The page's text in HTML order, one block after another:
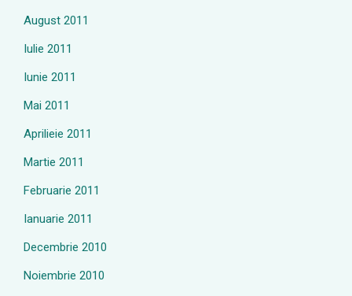
August 2011
Iulie 2011
Iunie 2011
Mai 2011
Aprilieie 2011
Martie 2011
Februarie 2011
Ianuarie 2011
Decembrie 2010
Noiembrie 2010